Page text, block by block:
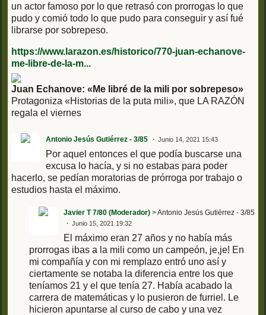
un actor famoso por lo que retrasó con prorrogas lo que
pudo y comió todo lo que pudo para conseguir y así fué
librarse por sobrepeso.
https://www.larazon.es/historico/770-juan-echanove-
me-libre-de-la-m...
Juan Echanove: «Me libré de la mili por sobrepeso»
Protagoniza «Historias de la puta mili», que LA RAZÓN
regala el viernes
Antonio Jesús Gutiérrez - 3/85 Junio 14, 2021 15:43
Por aquel entonces el que podía buscarse una
excusa lo hacía, y si no estabas para poder
hacerlo, se pedían moratorias de prórroga por trabajo o
estudios hasta el máximo.
Javier T 7/80 (Moderador) > Antonio Jesús Gutiérrez - 3/85
Junio 15, 2021 19:32
El máximo eran 27 años y no había más
prorrogas ibas a la mili como un campeón, je,je! En
mi compañía y con mi remplazo entró uno así y
ciertamente se notaba la diferencia entre los que
teníamos 21 y el que tenía 27. Había acabado la
carrera de matemáticas y lo pusieron de furriel. Le
hicieron apuntarse al curso de cabo y una vez